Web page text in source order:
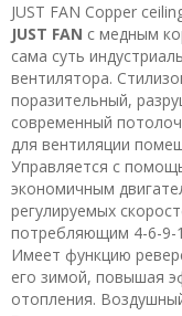
JUST FAN Copper
JUST FAN с медным
сама суть
вентилятора.
поразительный,
современный
для вентиляции
Управляется с
экономичным
регулируемых
потребляющим 4-6-9-
Имеет функцию
его зимой, повышая
отопления.